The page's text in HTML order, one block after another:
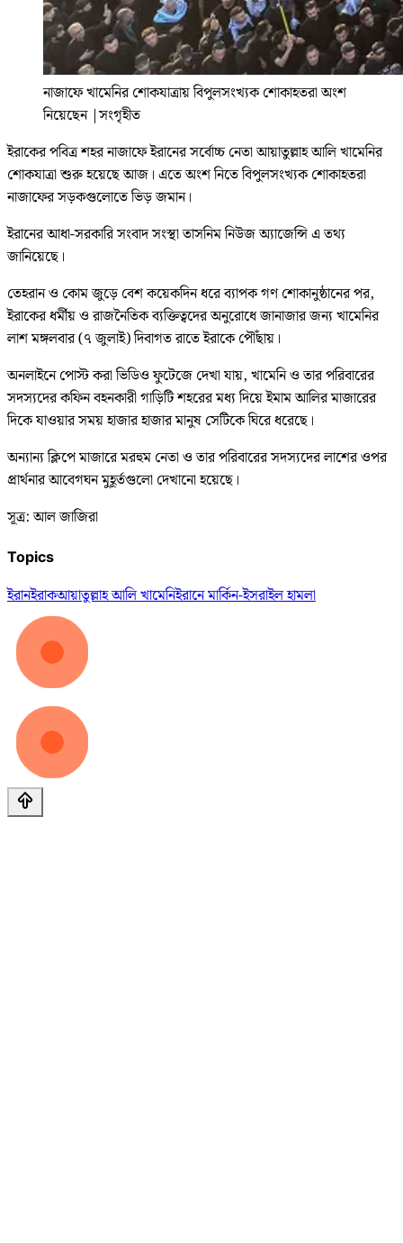
নাজাফে খামেনির শোকযাত্রায় বিপুলসংখ্যক শোকাহতরা অংশ
নিয়েছেন |সংগৃহীত
ইরাকের পবিত্র শহর নাজাফে ইরানের সর্বোচ্চ নেতা আয়াতুল্লাহ আলি খামেনির
শোকযাত্রা শুরু হয়েছে আজ। এতে অংশ নিতে বিপুলসংখ্যক শোকাহতরা
নাজাফের সড়কগুলোতে ভিড় জমান।
ইরানের আধা-সরকারি সংবাদ সংস্থা তাসনিম নিউজ অ্যাজেন্সি এ তথ্য
জানিয়েছে।
তেহরান ও কোম জুড়ে বেশ কয়েকদিন ধরে ব্যাপক গণ শোকানুষ্ঠানের পর,
ইরাকের ধর্মীয় ও রাজনৈতিক ব্যক্তিত্বদের অনুরোধে জানাজার জন্য খামেনির
লাশ মঙ্গলবার (৭ জুলাই) দিবাগত রাতে ইরাকে পৌঁছায়।
অনলাইনে পোস্ট করা ভিডিও ফুটেজে দেখা যায়, খামেনি ও তার পরিবারের
সদস্যদের কফিন বহনকারী গাড়িটি শহরের মধ্য দিয়ে ইমাম আলির মাজারের
দিকে যাওয়ার সময় হাজার হাজার মানুষ সেটিকে ঘিরে ধরেছে।
অন্যান্য ক্লিপে মাজারে মরহুম নেতা ও তার পরিবারের সদস্যদের লাশের ওপর
প্রার্থনার আবেগঘন মুহূর্তগুলো দেখানো হয়েছে।
সূত্র: আল জাজিরা
Topics
ইরানইরাকআয়াতুল্লাহ আলি খামেনিইরানে মার্কিন-ইসরাইল হামলা